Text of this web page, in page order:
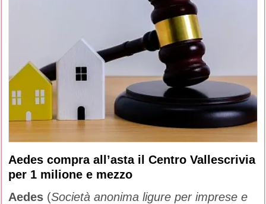
Aedes compra all’asta il Centro Vallescrivia
per 1 milione e mezzo
Aedes (Società anonima ligure per imprese e